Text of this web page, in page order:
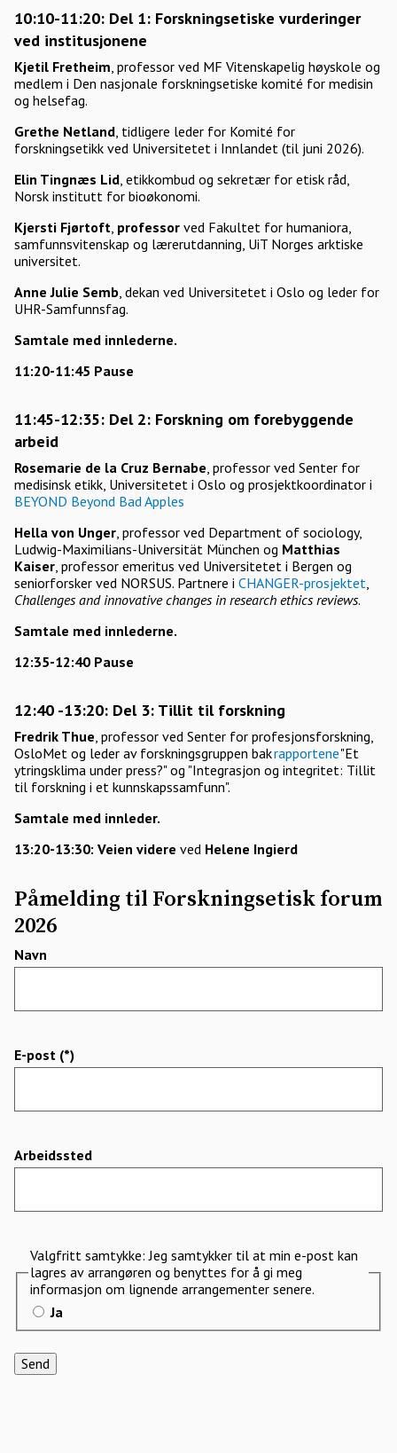
10:10-11:20: Del 1: Forskningsetiske vurderinger
ved institusjonene
Kjetil Fretheim, professor ved MF Vitenskapelig høyskole og
medlem i Den nasjonale forskningsetiske komité for medisin
og helsefag.
Grethe Netland, tidligere leder for Komité for
forskningsetikk ved Universitetet i Innlandet (til juni 2026).
Elin Tingnæs Lid, etikkombud og sekretær for etisk råd,
Norsk institutt for bioøkonomi.
Kjersti Fjørtoft, professor ved Fakultet for humaniora,
samfunnsvitenskap og lærerutdanning, UiT Norges arktiske
universitet.
Anne Julie Semb, dekan ved Universitetet i Oslo og leder for
UHR-Samfunnsfag.
Samtale med innlederne.
11:20-11:45 Pause
11:45-12:35: Del 2: Forskning om forebyggende
arbeid
Rosemarie de la Cruz Bernabe, professor ved Senter for
medisinsk etikk, Universitetet i Oslo og prosjektkoordinator i
BEYOND Beyond Bad Apples
Hella von Unger, professor ved Department of sociology,
Ludwig-Maximilians-Universität München og Matthias
Kaiser, professor emeritus ved Universitetet i Bergen og
seniorforsker ved NORSUS. Partnere i CHANGER-prosjektet,
Challenges and innovative changes in research ethics reviews.
Samtale med innlederne.
12:35-12:40 Pause
12:40 -13:20: Del 3: Tillit til forskning
Fredrik Thue, professor ved Senter for profesjonsforskning,
OsloMet og leder av forskningsgruppen bakrapportene"Et
ytringsklima under press?" og "Integrasjon og integritet: Tillit
til forskning i et kunnskapssamfunn".
Samtale med innleder.
13:20-13:30: Veien videre ved Helene Ingierd
Påmelding til Forskningsetisk forum
2026
Navn
E-post
Arbeidssted
Valgfritt samtykke: Jeg samtykker til at min e-post kan
lagres av arrangøren og benyttes for å gi meg
informasjon om lignende arrangementer senere.
Ja
Send